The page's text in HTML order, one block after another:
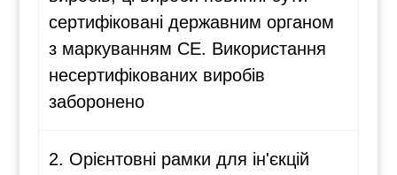
сертифіковані державним органом
з маркуванням CE. Використання
несертифікованих виробів
заборонено
2. Орієнтовні рамки для ін'єкцій